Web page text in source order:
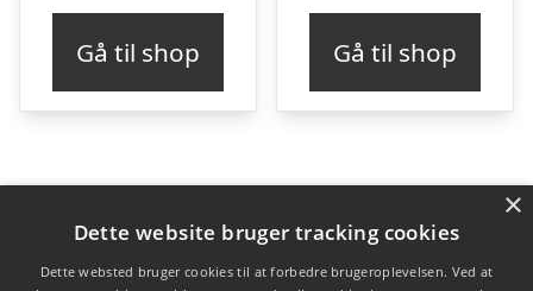
Gå til shop Gå til shop
Varekategorier
Produkter
×
Dette website bruger tracking cookies
Dette websted bruger cookies til at forbedre brugeroplevelsen. Ved at